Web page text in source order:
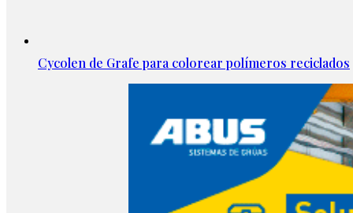
Cycolen de Grafe para colorear polímeros reciclados